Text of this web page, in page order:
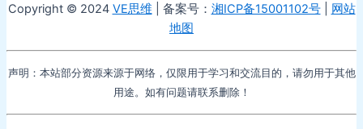
Copyright © 2024 VE思维 | 备案号： 湘ICP备15001102号| 网站
地图
声明：本站部分资源来源于网络，仅限用于学习和交流目的，请勿用于其他
用途。如有问题请联系删除！